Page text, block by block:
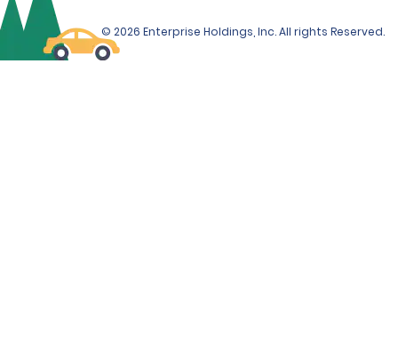
© 2026 Enterprise Holdings, Inc. All rights Reserved.